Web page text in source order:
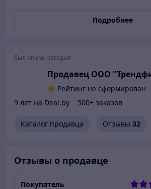
Подробнее
Был online: сегодня
Продавец ООО
Рейтинг не сформирован
9 лет на Deal.by
500+ заказов
Каталог продавца Отзывы 32
Отзывы о продавце
Покупатель